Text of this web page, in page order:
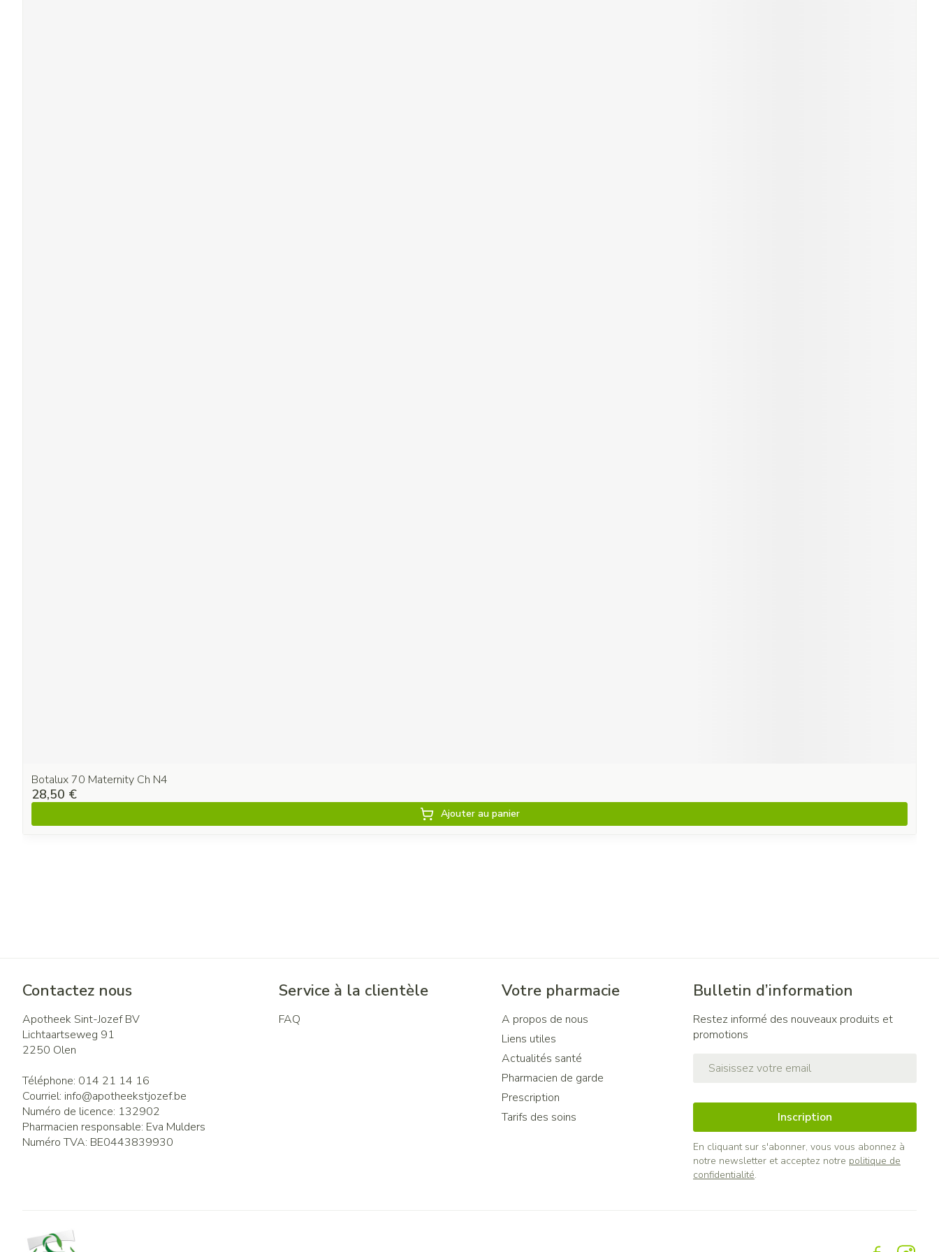
Botalux 70 Maternity Ch N4
28,50 €
Ajouter au panier
Contactez nous
Apotheek Sint-Jozef BV
Lichtaartseweg 91
2250 Olen
Téléphone: 014 21 14 16
Courriel: info@apotheekstjozef.be
Numéro de licence: 132902
Pharmacien responsable: Eva Mulders
Numéro TVA: BE0443839930
Service à la clientèle
FAQ
Votre pharmacie
A propos de nous
Liens utiles
Actualités santé
Pharmacien de garde
Prescription
Tarifs des soins
Bulletin d’information
Restez informé des nouveaux produits et
promotions
Inscription
En cliquant sur s'abonner, vous vous abonnez à
notre newsletter et acceptez notre politique de
confidentialité.